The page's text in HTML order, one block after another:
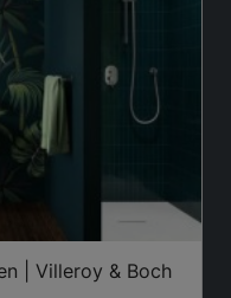
| Villeroy & Boch